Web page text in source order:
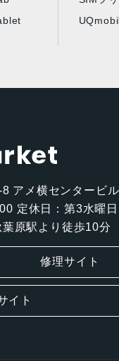
アメ横センタービ
定休日：第3水曜日
原駅より徒歩10分
修理サイト
イト